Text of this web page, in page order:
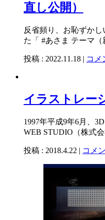
直し公開）
反省頻り、お恥ずか
た「 #あさま テーマ（
投稿 : 2022.11.18 | コメ
イラストレー
1997年平成9年6月、
WEB STUDIO（株式
投稿 : 2018.4.22 | コメ